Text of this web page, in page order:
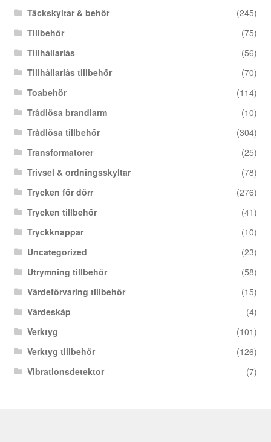
Täckskyltar & behör
(245)
Tillbehör
(75)
Tillhållarlås
(56)
Tillhållarlås tillbehör
(70)
Toabehör
(114)
Trådlösa brandlarm
(10)
Trådlösa tillbehör
(304)
Transformatorer
(25)
Trivsel & ordningsskyltar
(78)
Trycken för dörr
(276)
Trycken tillbehör
(41)
Tryckknappar
(10)
Uncategorized
(23)
Utrymning tillbehör
(58)
Värdeförvaring tillbehör
(15)
Värdeskåp
(4)
Verktyg
(101)
Verktyg tillbehör
(126)
Vibrationsdetektor
(7)